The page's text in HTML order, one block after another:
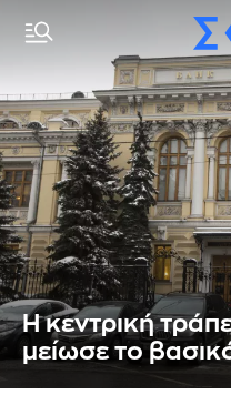
Η κεντρική
μείωσε το